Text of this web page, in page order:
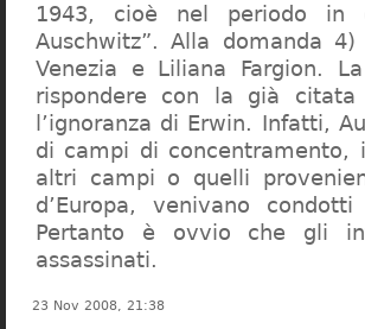
1943, cioè nel periodo in
Auschwitz”. Alla domanda
Venezia e Liliana Fargion.
rispondere con la già citata
l’ignoranza di Erwin. Infatti,
di campi di
altri campi o quelli
d’Europa, venivano
Pertanto è ovvio che gli
assassinati.
23 Nov 2008, 21:38